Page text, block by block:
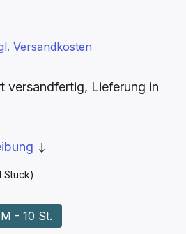
Stück)
Versandkosten
versandfertig, Lieferung in
- 10 St.